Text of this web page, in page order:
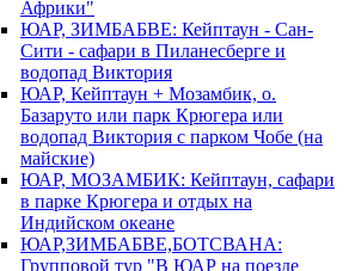
Африки"
ЮАР, ЗИМБАБВЕ: Кейптаун - Сан-
Сити - сафари в Пиланесберге и
водопад Виктория
ЮАР, Кейптаун + Мозамбик, о.
Базаруто или парк Крюгера или
водопад Виктория с парком Чобе (на
майские)
ЮАР, МОЗАМБИК: Кейптаун, сафари
в парке Крюгера и отдых на
Индийском океане
ЮАР,ЗИМБАБВЕ,БОТСВАНА:
Групповой тур "В ЮАР на поезде